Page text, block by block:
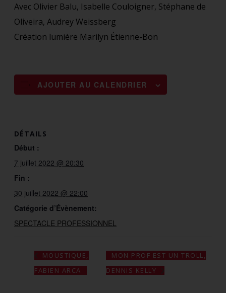
Avec Olivier Balu, Isabelle Couloigner, Stéphane de
Oliveira, Audrey Weissberg
Création lumière Marilyn Étienne-Bon
AJOUTER AU CALENDRIER
DÉTAILS
Début :
7 juillet 2022 @ 20:30
Fin :
30 juillet 2022 @ 22:00
Catégorie d’Évènement:
SPECTACLE PROFESSIONNEL
MOUSTIQUE,
FABIEN ARCA
MON PROF EST UN TROLL,
DENNIS KELLY